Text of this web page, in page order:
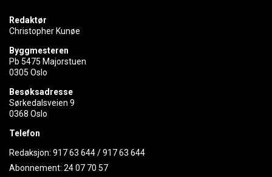
Redaktør
Christopher Kunøe
Byggmesteren
Pb 5475 Majorstuen
0305 Oslo
Besøksadresse
Sørkedalsveien 9
0368 Oslo
Telefon
Redaksjon: 917 63 644/917 63 644
Abonnement: 24 07 70 57